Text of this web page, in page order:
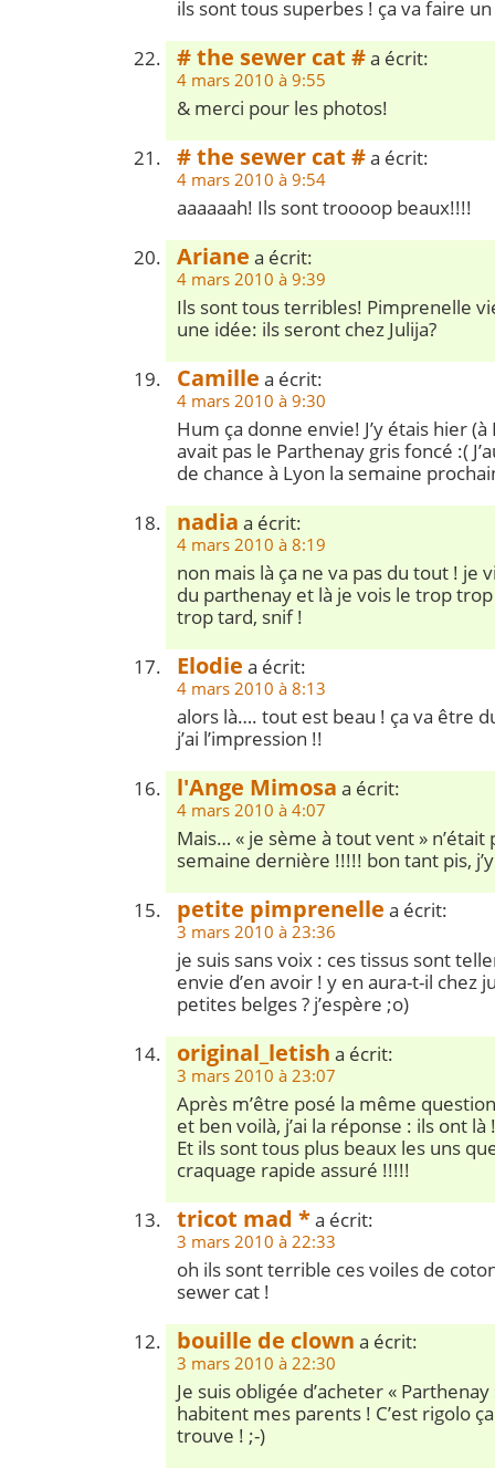
ils sont tous superbes ! ça va faire
# the sewer cat #a écrit:
4 mars 2010 à 9:55
& merci pour les photos!
# the sewer cat #a écrit:
4 mars 2010 à 9:54
aaaaaah! Ils sont troooop beaux!!!!
Ariane a écrit:
4 mars 2010 à 9:39
Ils sont tous terribles! Pimprenelle
une idée: ils seront chez Julija?
Camille a écrit:
4 mars 2010 à 9:30
Hum ça donne envie! J’y étais hier (à
avait pas le Parthenay gris foncé :(
de chance à Lyon la semaine
nadia a écrit:
4 mars 2010 à 8:19
non mais là ça ne va pas du tout ! je
du parthenay et là je vois le trop
trop tard, snif !
Elodie a écrit:
4 mars 2010 à 8:13
alors là…. tout est beau ! ça va être
j’ai l’impression !!
l'Ange Mimosa a écrit:
4 mars 2010 à 4:07
Mais… « je sème à tout vent »
semaine dernière !!!!! bon tant pis,
petite pimprenelle a écrit:
3 mars 2010 à 23:36
je suis sans voix : ces tissus sont
envie d’en avoir ! y en aura-t-il chez
petites belges ? j’espère ;o)
original_letish a écrit:
3 mars 2010 à 23:07
Après m’être posé la même
et ben voilà, j’ai la réponse : ils ont là
Et ils sont tous plus beaux les uns
craquage rapide assuré !!!!!
tricot mad *a écrit:
3 mars 2010 à 22:33
oh ils sont terrible ces voiles de
sewer cat !
bouille de clown a écrit:
3 mars 2010 à 22:30
Je suis obligée d’acheter « Parthenay
habitent mes parents ! C’est rigolo
trouve ! ;-)